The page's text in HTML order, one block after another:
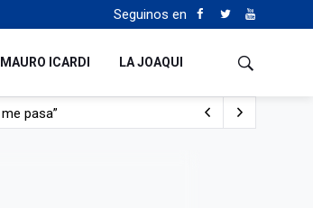
Seguinos en
ICARDI LA JOAQUI
fuego